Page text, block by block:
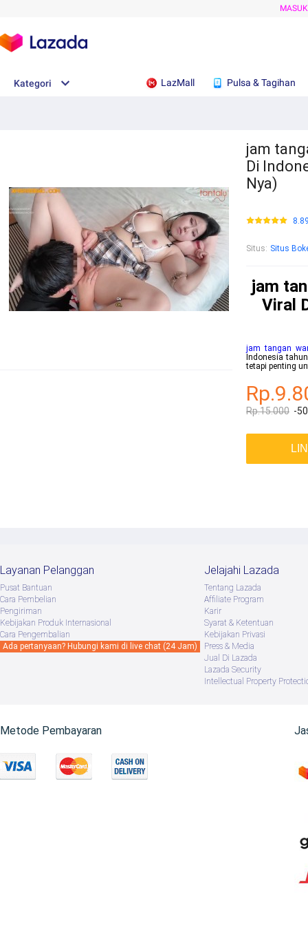
Kategori LazMall Pulsa & Tagihan
jam
Di
Nya)
Situs: Situs
jam
Viral
jam tangan
Indonesia
tetapi penting
Rp.15.000 -
Layanan Pelanggan
Pusat Bantuan
Cara Pembelian
Pengiriman
Kebijakan Produk Internasional
Cara Pengembalian
Ada pertanyaan? Hubungi kami di live chat (24 Jam)
Jelajahi Lazada
Tentang Lazada
Afﬁliate Program
Karir
Syarat & Ketentuan
Kebijakan Privasi
Press & Media
Jual Di Lazada
Lazada Security
Intellectual Property
Metode Pembayaran